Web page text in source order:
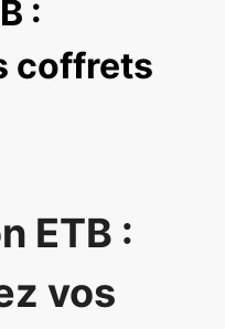
:
coffrets
ETB :
vos